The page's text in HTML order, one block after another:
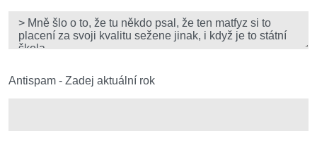
Fórum
Kybernetická bezpečnost
Antispam - Zadej aktuální rok